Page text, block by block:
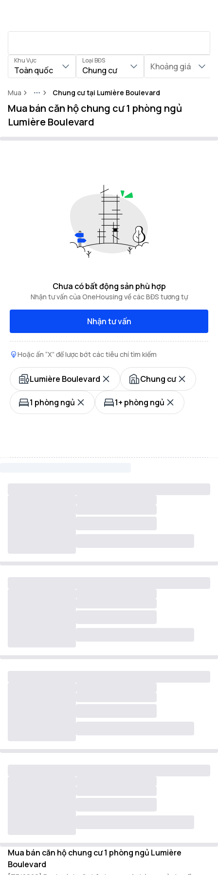
Khu Vực
Toàn quốc
Loại BĐS
Chung cư Khoảng giá
Mua MoreChung cư tại Lumière Boulevard
Mua bán căn hộ chung cư 1 phòng ngủ
Lumière Boulevard
Chưa có bất động sản phù hợp
Nhận tư vấn của OneHousing về các BĐS tương tự
Nhận tư vấn
Hoặc ấn “X” để lược bớt các tiêu chí tìm kiếm
Lumière Boulevard Chung cư
1 phòng ngủ 1+ phòng ngủ
Mua bán căn hộ chung cư 1 phòng ngủ Lumière
Boulevard